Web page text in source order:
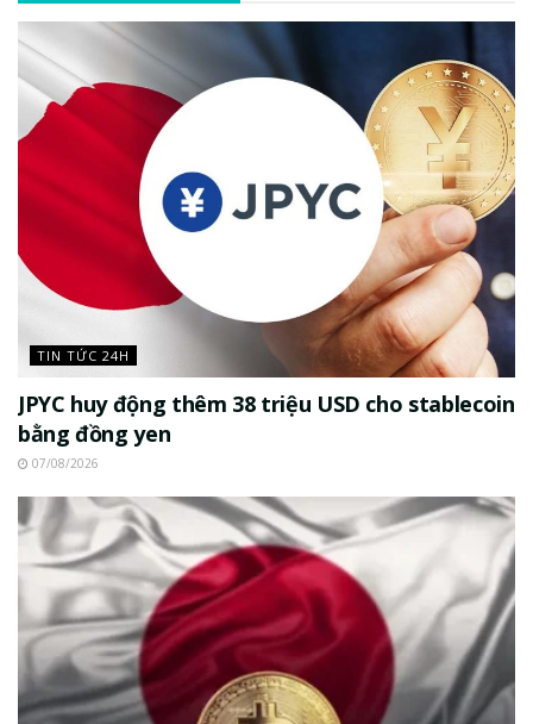
TIN TỨC 24H
JPYC huy động thêm 38 triệu USD cho stablecoin
bằng đồng yen
07/08/2026